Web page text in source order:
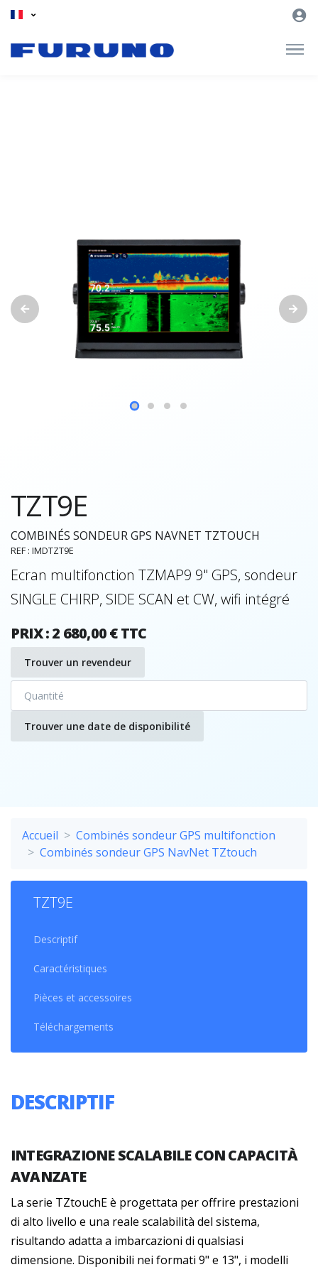
TZT9E
COMBINÉS SONDEUR GPS NAVNET TZTOUCH
REF : IMDTZT9E
Ecran multifonction TZMAP9 9" GPS, sondeur
SINGLE CHIRP, SIDE SCAN et CW, wifi intégré
PRIX : 2 680,00 € TTC
Trouver un revendeur
Trouver une date de disponibilité
Accueil
Combinés sondeur GPS multifonction
Combinés sondeur GPS NavNet TZtouch
TZT9E
Descriptif
Caractéristiques
Pièces et accessoires
Téléchargements
DESCRIPTIF
INTEGRAZIONE SCALABILE CON CAPACITÀ
AVANZATE
La serie TZtouchE è progettata per offrire prestazioni
di alto livello e una reale scalabilità del sistema,
risultando adatta a imbarcazioni di qualsiasi
dimensione. Disponibili nei formati 9" e 13", i modelli